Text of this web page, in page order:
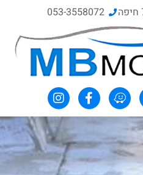
053-3558072